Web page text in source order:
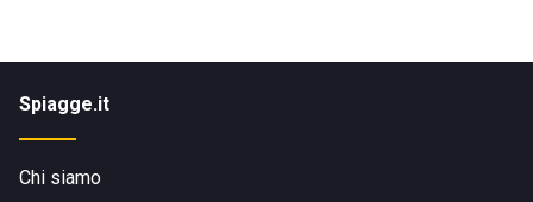
Spiagge.it
Chi siamo